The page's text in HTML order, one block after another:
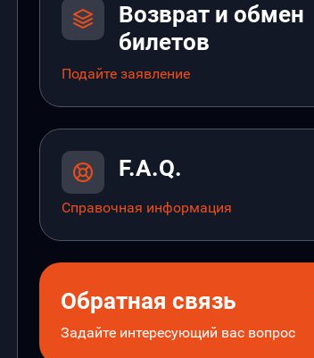
Возврат и обмен
билетов
Подайте заявление
F.A.Q.
Справочная информация
Обратная связь
Задайте интересующий вас вопрос